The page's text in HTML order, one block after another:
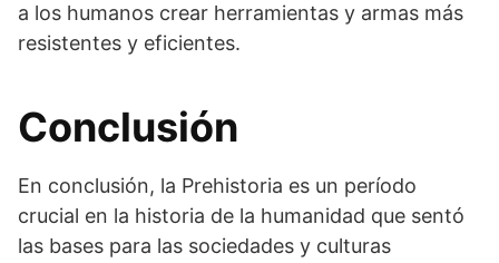
a los humanos crear herramientas y armas más
resistentes y eficientes.
Conclusión
En conclusión, la Prehistoria es un período
crucial en la historia de la humanidad que sentó
las bases para las sociedades y culturas